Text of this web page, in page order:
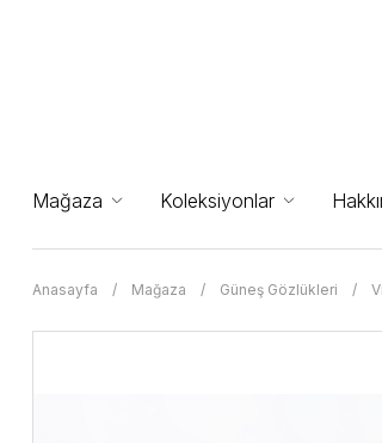
Mağaza Koleksiyonlar
Anasayfa Mağaza Güneş Gözlükleri